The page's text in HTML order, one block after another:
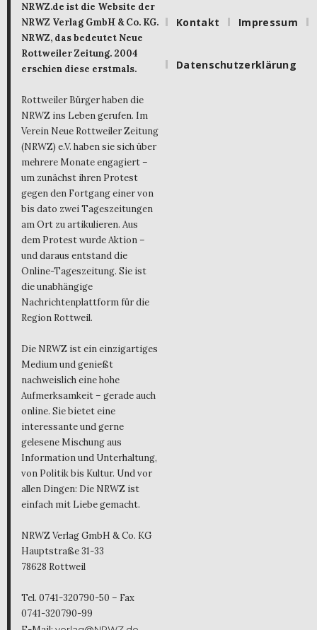
NRWZ.de ist die Website der
NRWZ Verlag GmbH & Co. KG.
NRWZ, das bedeutet Neue
Rottweiler Zeitung. 2004
erschien diese erstmals.
Rottweiler Bürger haben die
NRWZ ins Leben gerufen. Im
Verein Neue Rottweiler Zeitung
(NRWZ) e.V. haben sie sich über
mehrere Monate engagiert –
um zunächst ihren Protest
gegen den Fortgang einer von
bis dato zwei Tageszeitungen
am Ort zu artikulieren. Aus
dem Protest wurde Aktion –
und daraus entstand die
Online-Tageszeitung. Sie ist
die unabhängige
Nachrichtenplattform für die
Region Rottweil.
Die NRWZ ist ein einzigartiges
Medium und genießt
nachweislich eine hohe
Aufmerksamkeit – gerade auch
online. Sie bietet eine
interessante und gerne
gelesene Mischung aus
Information und Unterhaltung,
von Politik bis Kultur. Und vor
allen Dingen: Die NRWZ ist
einfach mit Liebe gemacht.
NRWZ Verlag GmbH & Co. KG
Hauptstraße 31-33
78628 Rottweil
Tel. 0741-320790-50 – Fax
0741-320790-99
Kontakt Impressum
Datenschutzerklärung